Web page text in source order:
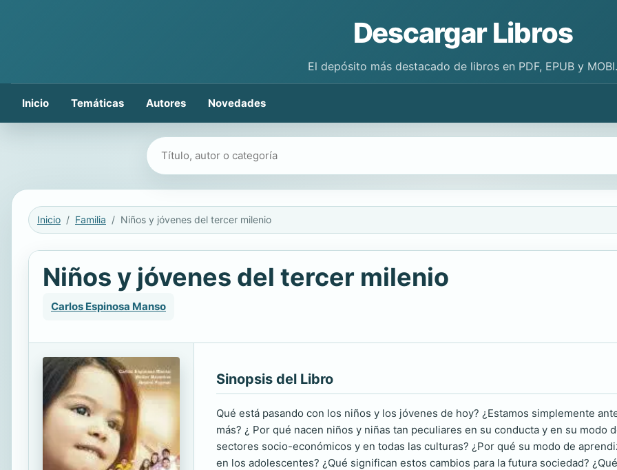
Descargar Libros
El depósito más destacado de libros en PDF, EPUB y MOBI.
Inicio Temáticas Autores Novedades
Buscar libros
Inicio Familia Niños y jóvenes del tercer milenio
Niños y jóvenes del tercer milenio
Carlos Espinosa Manso
Sinopsis del Libro
Qué está pasando con los niños y los jóvenes de hoy? ¿Estamos simplemente
más? ¿ Por qué nacen niños y niñas tan peculiares en su conducta y en su
sectores socio-económicos y en todas las culturas? ¿Por qué su modo de
en los adolescentes? ¿Qué significan estos cambios para la futura sociedad?